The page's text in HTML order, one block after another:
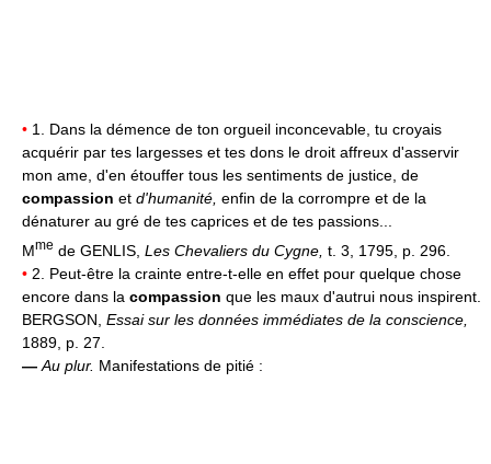
• 1. Dans la démence de ton orgueil inconcevable, tu croyais
acquérir par tes largesses et tes dons le droit affreux d'asservir
mon ame, d'en étouffer tous les sentiments de justice, de
compassion et d'humanité, enfin de la corrompre et de la
dénaturer au gré de tes caprices et de tes passions...
Mme de GENLIS, Les Chevaliers du Cygne, t. 3, 1795, p. 296.
• 2. Peut-être la crainte entre-t-elle en effet pour quelque chose
encore dans la compassion que les maux d'autrui nous inspirent.
BERGSON, Essai sur les données immédiates de la conscience,
1889, p. 27.
— Au plur. Manifestations de pitié :